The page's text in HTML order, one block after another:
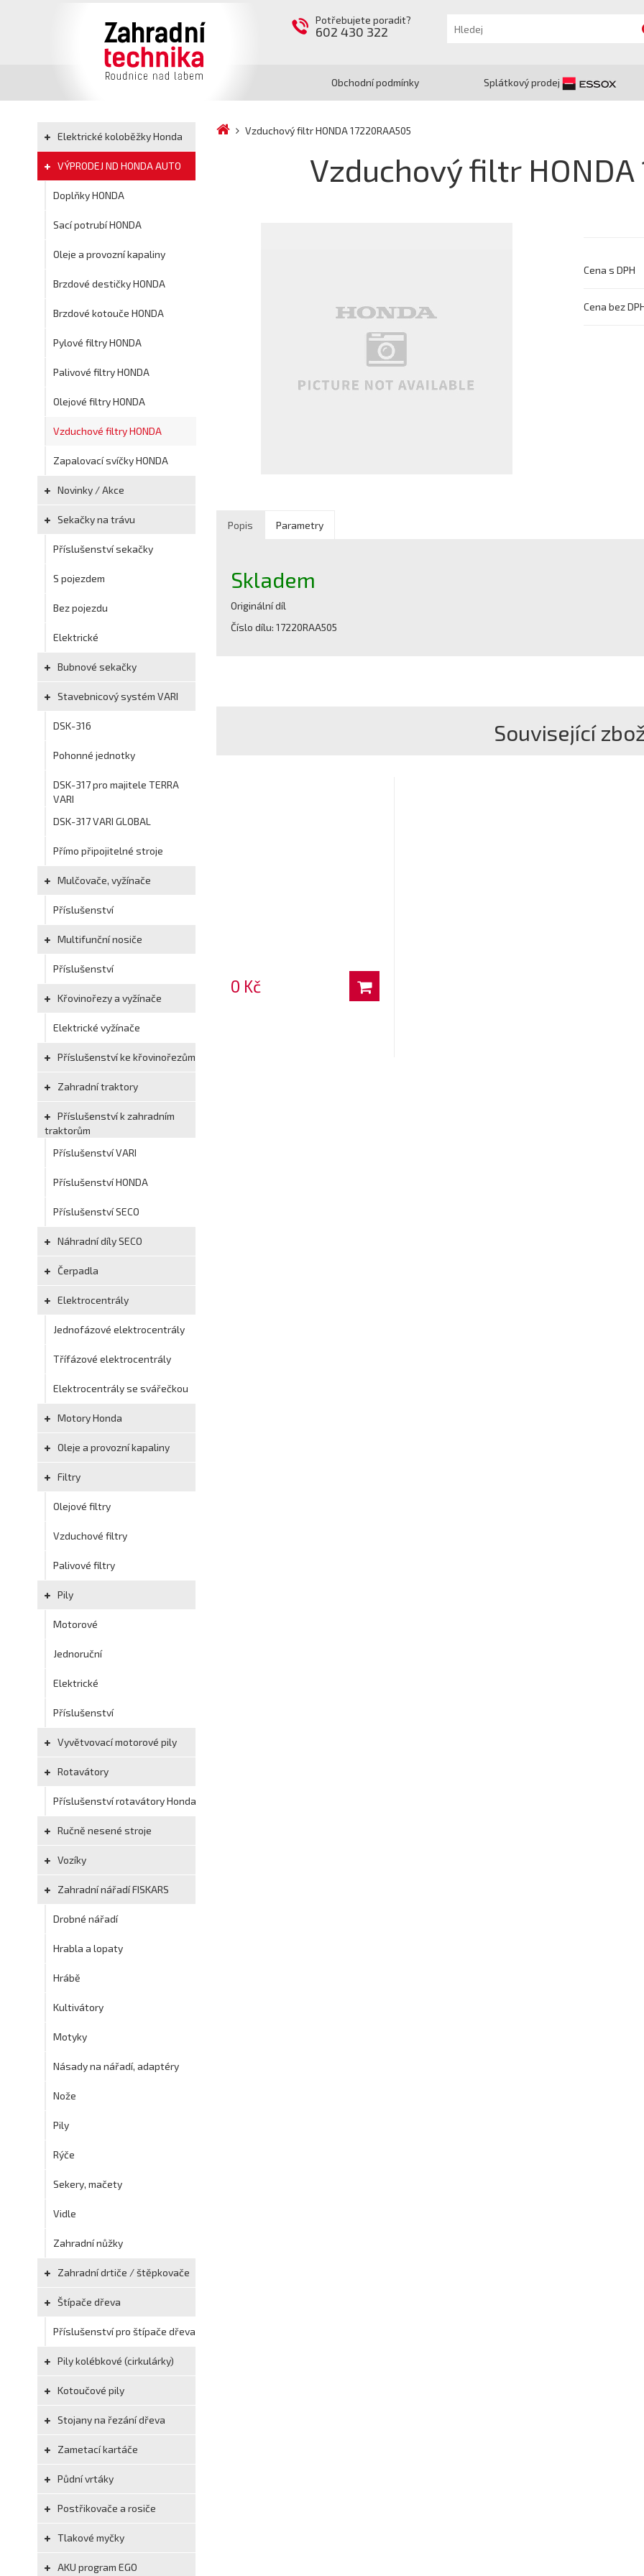
Potřebujete poradit?
602 430 322
Obchodní podmínky Splátkový prodej
Elektrické koloběžky Honda
VÝPRODEJ ND HONDA AUTO
Doplňky HONDA
Sací potrubí HONDA
Oleje a provozní kapaliny
Brzdové destičky HONDA
Brzdové kotouče HONDA
Pylové filtry HONDA
Palivové filtry HONDA
Olejové filtry HONDA
Vzduchové filtry HONDA
Zapalovací svíčky HONDA
Novinky / Akce
Sekačky na trávu
Příslušenství sekačky
S pojezdem
Bez pojezdu
Elektrické
Bubnové sekačky
Stavebnicový systém VARI
DSK-316
Pohonné jednotky
DSK-317 pro majitele TERRA
VARI
DSK-317 VARI GLOBAL
Přímo připojitelné stroje
Mulčovače, vyžínače
Příslušenství
Multifunční nosiče
Příslušenství
Křovinořezy a vyžínače
Elektrické vyžínače
Příslušenství ke křovinořezům
Zahradní traktory
Příslušenství k zahradním
traktorům
Příslušenství VARI
Příslušenství HONDA
Příslušenství SECO
Náhradní díly SECO
Čerpadla
Elektrocentrály
Jednofázové elektrocentrály
Třífázové elektrocentrály
Elektrocentrály se svářečkou
Motory Honda
Oleje a provozní kapaliny
Filtry
Olejové filtry
Vzduchové filtry
Palivové filtry
Pily
Motorové
Jednoruční
Elektrické
Příslušenství
Vyvětvovací motorové pily
Rotavátory
Příslušenství rotavátory Honda
Ručně nesené stroje
Vozíky
Zahradní nářadí FISKARS
Drobné nářadí
Hrabla a lopaty
Hrábě
Kultivátory
Motyky
Násady na nářadí, adaptéry
Nože
Pily
Rýče
Sekery, mačety
Vidle
Zahradní nůžky
Zahradní drtiče / štěpkovače
Štípače dřeva
Příslušenství pro štípače dřeva
Pily kolébkové (cirkulárky)
Kotoučové pily
Stojany na řezání dřeva
Zametací kartáče
Půdní vrtáky
Postřikovače a rosiče
Tlakové myčky
AKU program EGO
Vzduchový filtr HONDA 17220RAA505
Vzduchový filtr HONDA
Cena s DPH
Cena bez
Popis Parametry
Skladem
Originální díl
Číslo dílu: 17220RAA505
Související
0 Kč